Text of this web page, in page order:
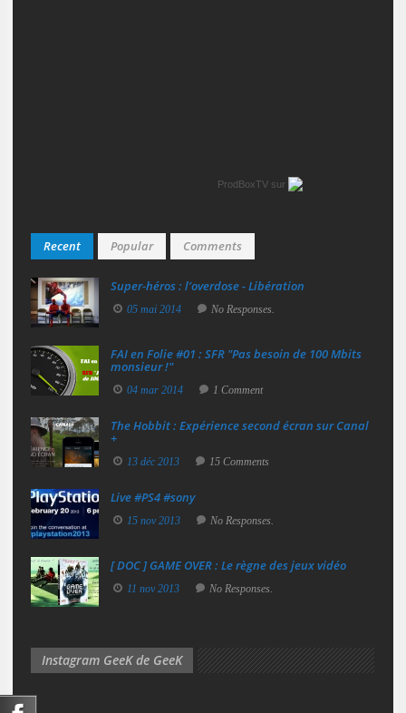
ProdBoxTV sur
Recent Popular Comments
Super‑héros : l’overdose - Libération
05 mai 2014 No Responses.
FAI en Folie #01 : SFR "Pas besoin de 100 Mbits
monsieur !"
04 mar 2014 1 Comment
The Hobbit : Expérience second écran sur Canal
+
13 déc 2013 15 Comments
Live #PS4 #sony
15 nov 2013 No Responses.
[ DOC ] GAME OVER : Le règne des jeux vidéo
11 nov 2013 No Responses.
Instagram GeeK de GeeK